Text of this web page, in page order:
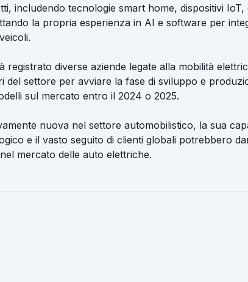
includendo tecnologie smart home, dispositivi IoT,
la propria esperienza in AI e software per
registrato diverse aziende legate alla mobilità
settore per avviare la fase di sviluppo e
sul mercato entro il 2024 o 2025.
nuova nel settore automobilistico, la sua
e il vasto seguito di clienti globali potrebbero
mercato delle auto elettriche.